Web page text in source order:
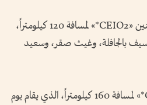
ويشارك 7 فرسان في سباق كأس الأمم الدولي للقدرة فئة النجمتين «CEIO2*» لمسافة 120 كيلومتراً،
وسيف بالجافلة، وغيث صقر، وسعيد
كما يشارك الفارسان سيف بالجافلة وسالم الكتبي في سباق «CEI3*» لمسافة 160 كيلومتراً، الذي يقام يوم